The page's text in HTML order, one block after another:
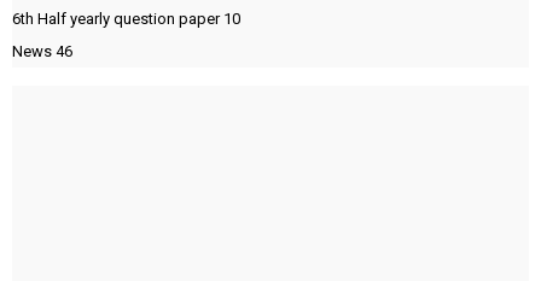
6th Half yearly question paper 10
News 46